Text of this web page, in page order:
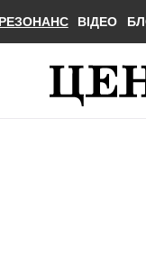
РЕЗОНАНС ВІДЕО